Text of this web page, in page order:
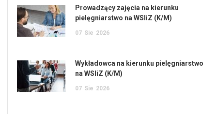
Prowadzący zajęcia na kierunku
pielęgniarstwo na WSIiZ (K/M)
07 Sie 2026
Wykładowca na kierunku pielęgniarstwo
na WSIiZ (K/M)
07 Sie 2026